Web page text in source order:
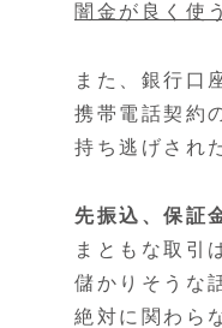
闇金が良く使
また、銀行口
携帯電話契約
持ち逃げされ
先振込、保証
まともな取引
儲かりそうな
絶対に関わら